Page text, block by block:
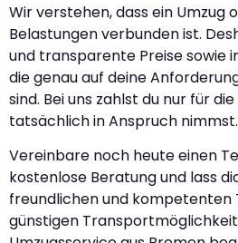
Wir verstehen, dass ein Umzug
Belastungen verbunden ist.
und transparente Preise sowie
die genau auf deine
sind. Bei uns zahlst du nur für
tatsächlich in Anspruch nimmst.
Vereinbare noch heute einen
kostenlose Beratung und lass
freundlichen und kompetenten
günstigen